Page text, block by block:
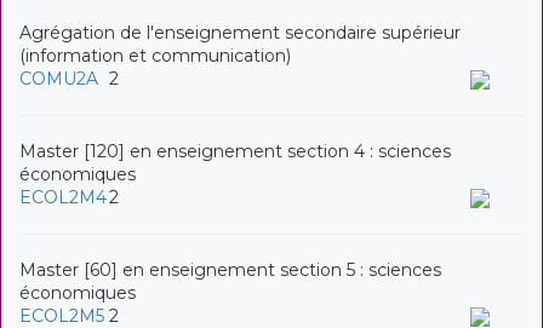
Agrégation de l'enseignement secondaire supérieur
(information et communication)
COMU2A 2
Master [120] en enseignement section 4 : sciences
économiques
ECOL2M42
Master [60] en enseignement section 5 : sciences
économiques
ECOL2M5 2